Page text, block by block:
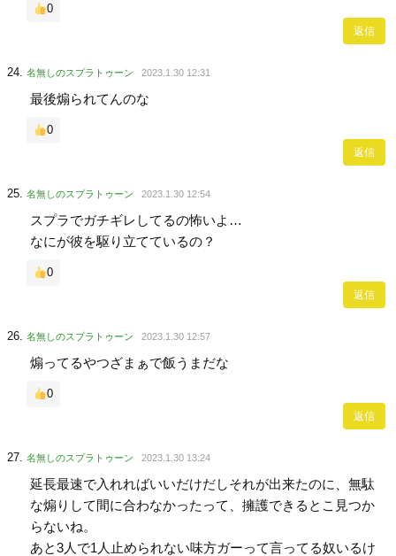
0
返信
名無しのスプラトゥーン 2023.1.30 12:31
最後煽られてんのな
0
返信
名無しのスプラトゥーン 2023.1.30 12:54
スプラでガチギレしてるの怖いよ…
なにが彼を駆り立てているの？
0
返信
名無しのスプラトゥーン 2023.1.30 12:57
煽ってるやつざまぁで飯うまだな
0
返信
名無しのスプラトゥーン 2023.1.30 13:24
延長最速で入れればいいだけだしそれが出来たのに、無駄
な煽りして間に合わなかったって、擁護できるとこ見つか
らないね。
あと3人で1人止められない味方ガーって言ってる奴いるけ